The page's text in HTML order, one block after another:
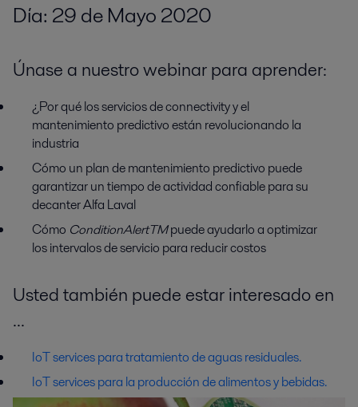
Día: 29 de Mayo 2020
Únase a nuestro webinar para aprender:
¿Por qué los servicios de connectivity y el
mantenimiento predictivo están revolucionando la
industria
Cómo un plan de mantenimiento predictivo puede
garantizar un tiempo de actividad confiable para su
decanter Alfa Laval
Cómo ConditionAlertTMpuede ayudarlo a optimizar
los intervalos de servicio para reducir costos
Usted también puede estar interesado en
...
IoT services para tratamiento de aguas residuales.
IoT services para la producción de alimentos y bebidas.